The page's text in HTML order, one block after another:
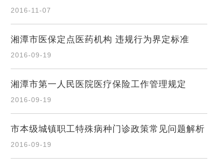
2016-11-07
湘潭市医保定点医药机构 违规行为界定标准
2016-09-19
湘潭市第一人民医院医疗保险工作管理规定
2016-09-19
市本级城镇职工特殊病种门诊政策常见问题解析
2016-09-19